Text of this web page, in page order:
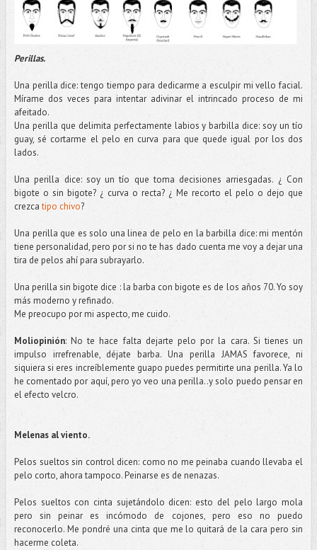
Perillas.
Una perilla dice: tengo tiempo para dedicarme a esculpir mi vello facial.
Mírame dos veces para intentar adivinar el intrincado proceso de mi
afeitado.
Una perilla que delimita perfectamente labios y barbilla dice: soy untío
guay, sé cortarme el pelo en curva para que quede igual por los dos
lados.
Una perilla dice: soy un tío que toma decisiones arriesgadas. ¿ Con
bigote o sin bigote? ¿ curva o recta? ¿ Me recorto el pelo o dejo que
crezcatipo chivo?
Una perilla que es solo una linea de pelo en la barbilla dice: mi mentón
tiene personalidad, pero por si no te has dado cuenta me voy a dejar una
tira de pelos ahí para subrayarlo.
Una perilla sin bigote dice : la barba con bigote es de los años 70. Yo soy
más moderno y refinado.
Me preocupo por mi aspecto, me cuido.
Moliopinión: No te hace falta dejarte pelo por la cara. Si tienes un
impulso irrefrenable, déjate barba. Una perilla JAMAS favorece, ni
siquiera si eres increíblemente guapo puedes permitirte una perilla. Ya lo
he comentado por aquí, pero yo veo una perilla..y solo puedo pensar en
el efecto velcro.
Melenas al viento.
Pelos sueltos sin control dicen: como no me peinaba cuando llevaba el
pelo corto, ahora tampoco. Peinarse es de nenazas.
Pelos sueltos con cinta sujetándolo dicen: esto del pelo largo mola
pero sin peinar es incómodo de cojones, pero eso no puedo
reconocerlo. Me pondré una cinta que me lo quitará de la cara pero sin
hacerme coleta.